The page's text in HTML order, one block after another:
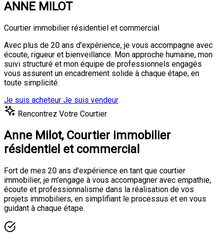
ANNE MILOT
Courtier immobilier résidentiel et commercial
Avec plus de 20 ans d’expérience, je vous accompagne avec
écoute, rigueur et bienveillance. Mon approche humaine, mon
suivi structuré et mon équipe de professionnels engagés
vous assurent un encadrement solide à chaque étape, en
toute simplicité.
Je suis acheteur Je suis vendeur
Rencontrez Votre Courtier
Anne Milot, Courtier immobilier
résidentiel et commercial
Fort de mes 20 ans d'expérience en tant que courtier
immobilier, je m'engage à vous accompagner avec empathie,
écoute et professionnalisme dans la réalisation de vos
projets immobiliers, en simplifiant le processus et en vous
guidant à chaque étape.